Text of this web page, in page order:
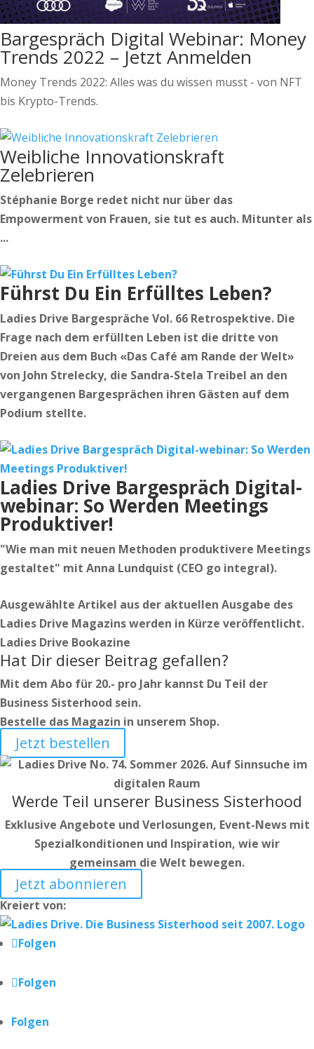
Bargespräch Digital Webinar: Money
Trends 2022 – Jetzt Anmelden
Money Trends 2022: Alles was du wissen musst - von NFT
bis Krypto-Trends.
Weibliche Innovationskraft
Zelebrieren
Stéphanie Borge redet nicht nur über das
Empowerment von Frauen, sie tut es auch. Mitunter als
...
Führst Du Ein Erfülltes Leben?
Ladies Drive Bargespräche Vol. 66 Retrospektive. Die
Frage nach dem erfüllten Leben ist die dritte von
Dreien aus dem Buch «Das Café am Rande der Welt»
von John Strelecky, die Sandra-Stela Treibel an den
vergangenen Bargesprächen ihren Gästen auf dem
Podium stellte.
Ladies Drive Bargespräch Digital-
webinar: So Werden Meetings
Produktiver!
"Wie man mit neuen Methoden produktivere Meetings
gestaltet" mit Anna Lundquist (CEO go integral).
Ausgewählte Artikel aus der aktuellen Ausgabe des
Ladies Drive Magazins werden in Kürze veröffentlicht.
Ladies Drive Bookazine
Hat Dir dieser Beitrag gefallen?
Mit dem Abo für 20.- pro Jahr kannst Du Teil der
Business Sisterhood sein.
Bestelle das Magazin in unserem Shop.
Jetzt bestellen
Werde Teil unserer Business Sisterhood
Exklusive Angebote und Verlosungen, Event-News mit
Spezialkonditionen und Inspiration, wie wir
gemeinsam die Welt bewegen.
Jetzt abonnieren
Kreiert von:
Folgen
Folgen
Folgen